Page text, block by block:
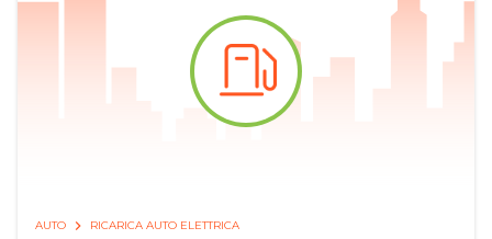
AUTO RICARICA AUTO ELETTRICA